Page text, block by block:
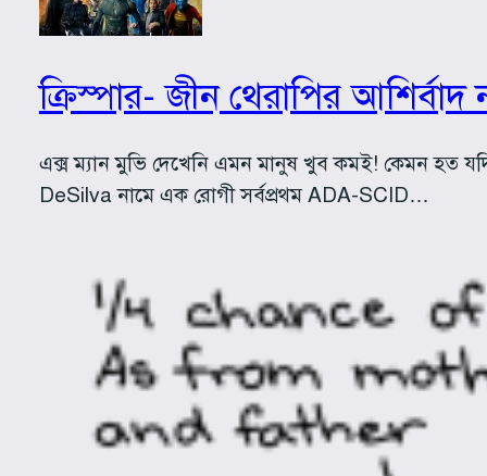
ক্রিস্পার- জীন থেরাপির
এক্স ম্যান মুভি দেখেনি এমন মানুষ খুব কমই! কেমন হত
DeSilva নামে এক রোগী সর্বপ্রথম ADA-SCID…